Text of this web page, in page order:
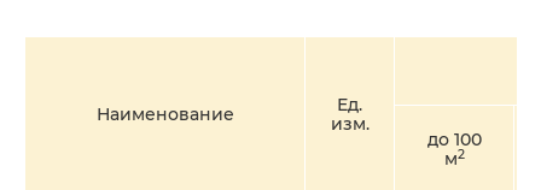
Наименование
Ед.
изм.
до 100
м2